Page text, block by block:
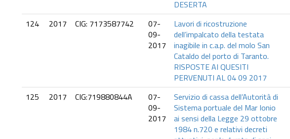
DESERTA
124 2017 CIG: 7173587742
07-
09-
2017
Lavori di ricostruzione
dell’impalcato della testata
inagibile in c.a.p. del molo San
Cataldo del porto di Taranto.
RISPOSTE AI QUESITI
PERVENUTI AL 04 09 2017
125 2017 CIG:719880844A
07-
09-
2017
Servizio di cassa dell’Autorità di
Sistema portuale del Mar Ionio
ai sensi della Legge 29 ottobre
1984 n.720 e relativi decreti